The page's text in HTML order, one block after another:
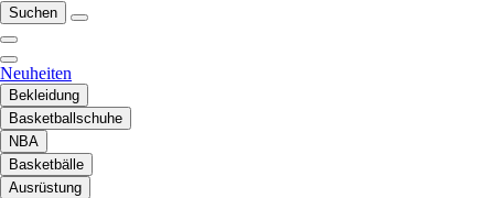
Suchen
Neuheiten
Bekleidung
Basketballschuhe
NBA
Basketbälle
Ausrüstung